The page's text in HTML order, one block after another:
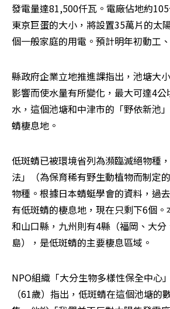
發電量達81,500仟瓦。電廠佔地約
東京巨蛋的大小，將設置35萬片的太
個一般家庭的用電。預計明年初動工
縣政府企業立地推進課指出，池塘大
影響而使水量有所變化，最大可達4
水，這個池塘和中津市的「野依新池
蜻棲息地。
低斑蜻已被環境省列為瀕臨滅絕物種
法」（為保育稀有野生動植物而制定
物種。根據日本蜻蜓學會的資料，過
有低斑蜻的棲息地，現在只剩下6個
和山口縣，九州則有4縣（福岡、大分
島），是低斑蜻的主要棲息區域。
NPO組織「大分生物多樣性保全中心
（61歲）指出，低斑蜻在這個池塘的